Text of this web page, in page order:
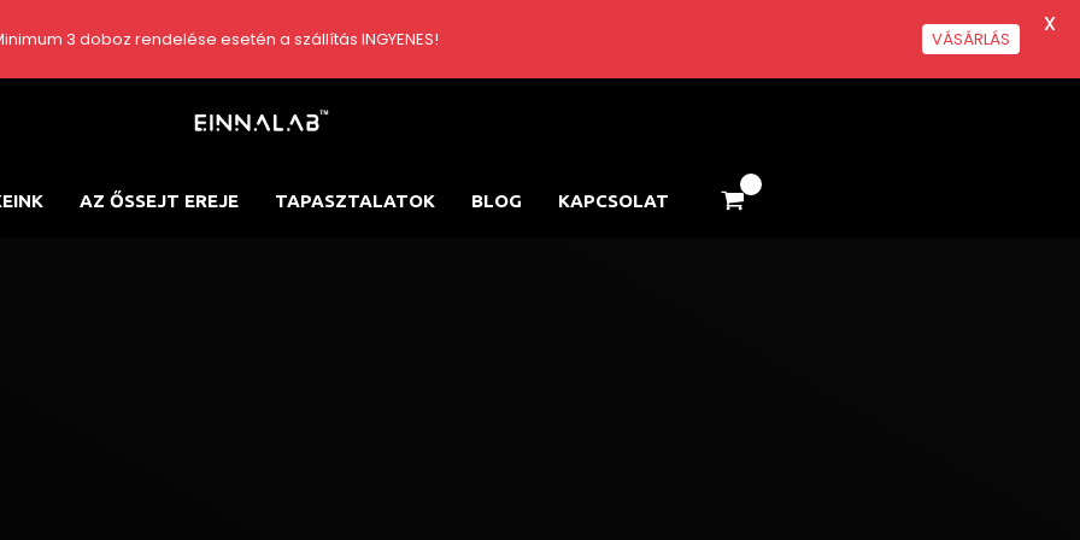
AZ ŐSSEJT EREJE TAPASZTALATOK BLOG KAPCSOLAT
3 doboz rendelése esetén a szállítás INGYENES! VÁSÁRLÁS
X